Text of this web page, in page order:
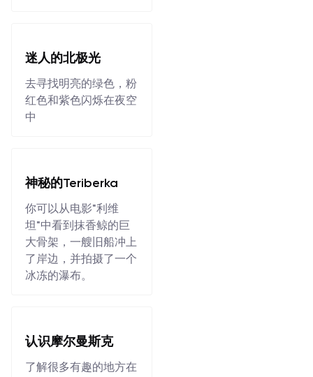
迷人的北极光
去寻找明亮的绿色，粉
红色和紫色闪烁在夜空
中
神秘的Teriberka
你可以从电影"利维
坦"中看到抹香鲸的巨
大骨架，一艘旧船冲上
了岸边，并拍摄了一个
冰冻的瀑布。
认识摩尔曼斯克
了解很多有趣的地方在